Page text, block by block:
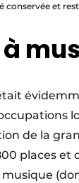
conservée et
de la
places et
musique